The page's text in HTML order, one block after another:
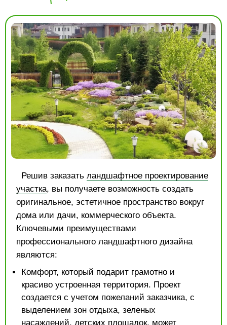
Решив заказать ландшафтное проектирование
участка, вы получаете возможность создать
оригинальное, эстетичное пространство вокруг
дома или дачи, коммерческого объекта.
Ключевыми преимуществами
профессионального ландшафтного дизайна
являются:
Комфорт, который подарит грамотно и
красиво устроенная территория. Проект
создается с учетом пожеланий заказчика, с
выделением зон отдыха, зеленых
насаждений, детских площадок, может